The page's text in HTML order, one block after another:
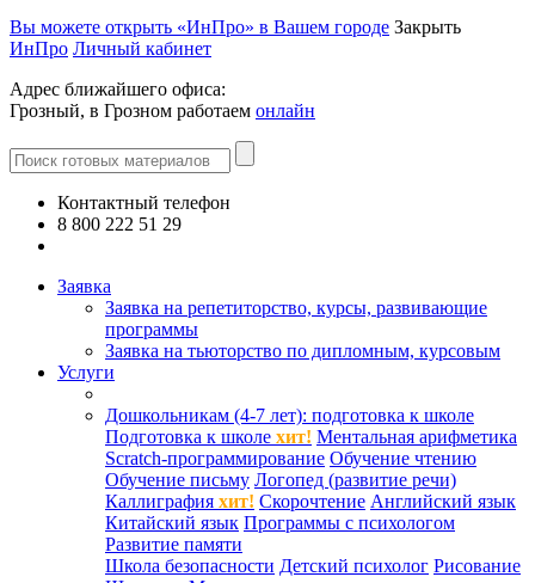
Вы можете открыть «ИнПро» в Вашем городе Закрыть
ИнПро Личный кабинет
Адрес ближайшего офиса:
Грозный, в Грозном работаем онлайн
Контактный телефон
8 800 222 51 29
Заявка
Заявка на репетиторство, курсы, развивающие
программы
Заявка на тьюторство по дипломным, курсовым
Услуги
Дошкольникам (4-7 лет): подготовка к школе
Подготовка к школе хит! Ментальная арифметика
Scratch-программирование Обучение чтению
Обучение письму Логопед (развитие речи)
Каллиграфия хит! Скорочтение Английский язык
Китайский язык Программы с психологом
Развитие памяти
Школа безопасности Детский психолог Рисование